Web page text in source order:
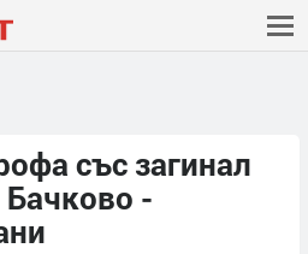
със загинал
-